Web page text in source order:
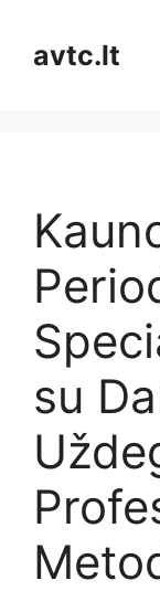
turinioavtc.lt
su